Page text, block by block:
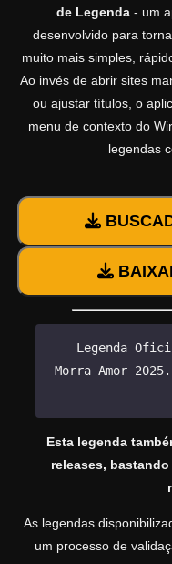
de Legenda - um
desenvolvido para
muito mais simples,
Ao invés de abrir sites
ou ajustar títulos, o
menu de contexto do
legendas
Legenda
Morra Amor
Esta legenda
releases,
As legendas
um processo de